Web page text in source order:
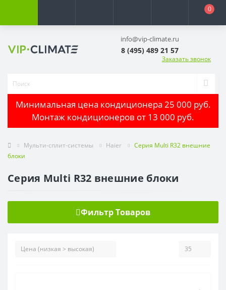
0
info@vip-climate.ru
8 (495) 489 21 57
Заказать звонок
Минимальная цена кондиционера 25 000 руб.
Монтаж кондиционеров от 13 000 руб.
Мульти-сплит-системы Haier
Серия Multi R32 внешние
блоки
Серия Multi R32 внешние блоки
Фильтр Товаров